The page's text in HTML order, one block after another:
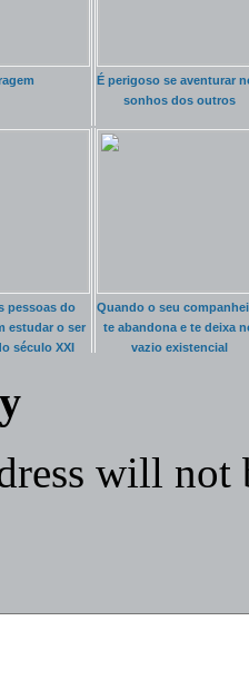
É perigoso se aventurar
sonhos dos outros
pessoas do
estudar o ser
século XXI
Quando o seu
te abandona e te deixa
vazio existencial
will not